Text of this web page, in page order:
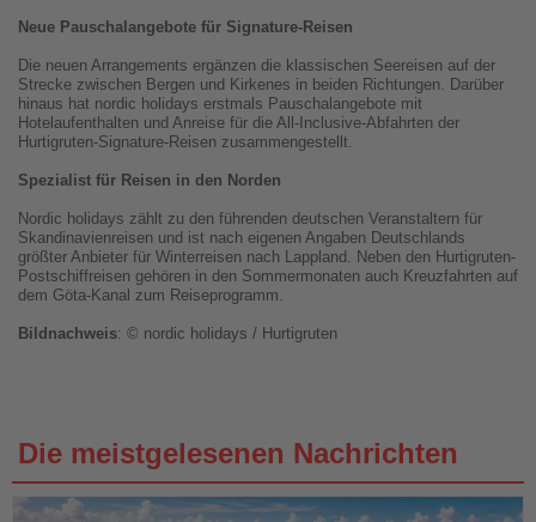
Neue Pauschalangebote für Signature-Reisen
Die neuen Arrangements ergänzen die klassischen Seereisen auf der
Strecke zwischen Bergen und Kirkenes in beiden Richtungen. Darüber
hinaus hat nordic holidays erstmals Pauschalangebote mit
Hotelaufenthalten und Anreise für die All-Inclusive-Abfahrten der
Hurtigruten-Signature-Reisen zusammengestellt.
Spezialist für Reisen in den Norden
Nordic holidays zählt zu den führenden deutschen Veranstaltern für
Skandinavienreisen und ist nach eigenen Angaben Deutschlands
größter Anbieter für Winterreisen nach Lappland. Neben den Hurtigruten-
Postschiffreisen gehören in den Sommermonaten auch Kreuzfahrten auf
dem Göta-Kanal zum Reiseprogramm.
Bildnachweis: © nordic holidays / Hurtigruten
Die meistgelesenen Nachrichten